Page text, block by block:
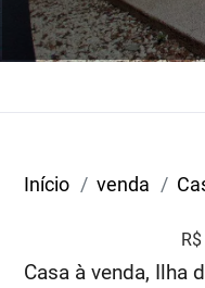
Início venda
Casa à venda, Ilha